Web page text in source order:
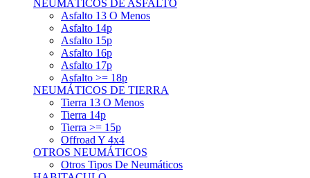
NEUMÁTICOS DE ASFALTO
Asfalto 13 O Menos
Asfalto 14p
Asfalto 15p
Asfalto 16p
Asfalto 17p
Asfalto >= 18p
NEUMÁTICOS DE TIERRA
Tierra 13 O Menos
Tierra 14p
Tierra >= 15p
Offroad Y 4x4
OTROS NEUMÁTICOS
Otros Tipos De Neumáticos